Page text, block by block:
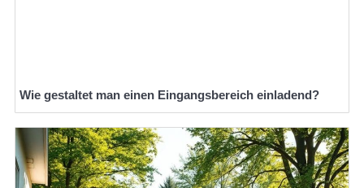
Wie gestaltet man einen Eingangsbereich einladend?